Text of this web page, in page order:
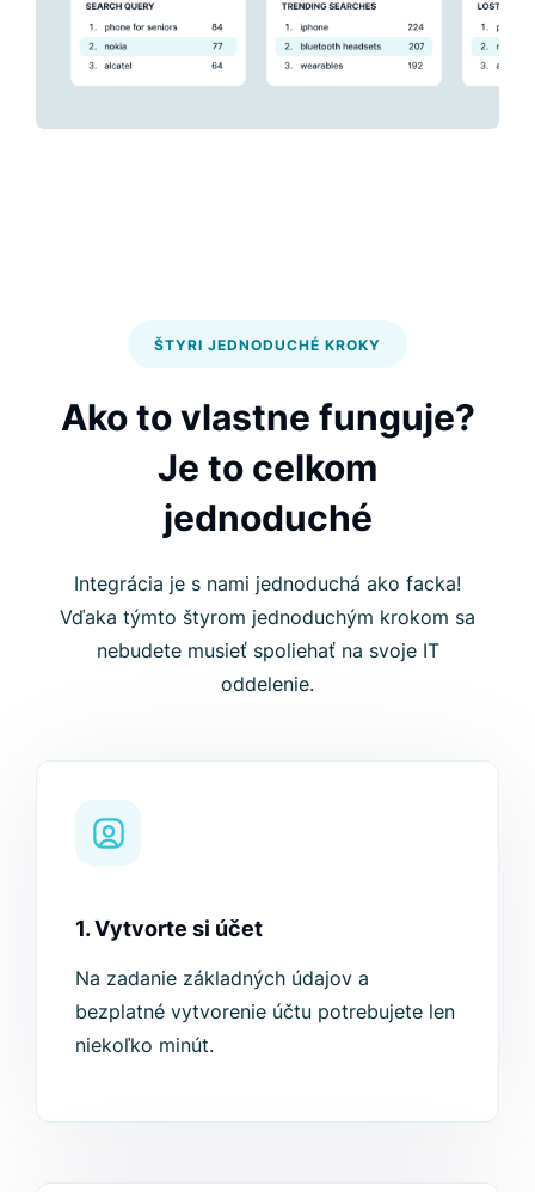
ŠTYRI JEDNODUCHÉ KROKY
Ako to vlastne funguje?
Je to celkom
jednoduché
Integrácia je s nami jednoduchá ako facka!
Vďaka týmto štyrom jednoduchým krokom sa
nebudete musieť spoliehať na svoje IT
oddelenie.
1. Vytvorte si účet
Na zadanie základných údajov a
bezplatné vytvorenie účtu potrebujete len
niekoľko minút.